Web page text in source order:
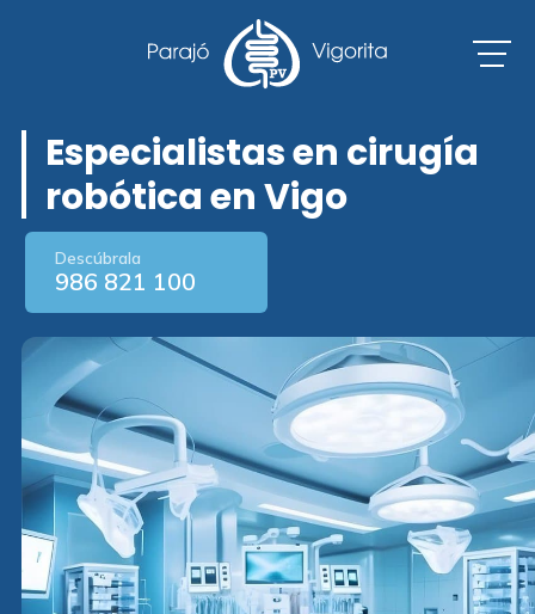
Especialistas en cirugía
robótica en Vigo
Descúbrala
986 821 100